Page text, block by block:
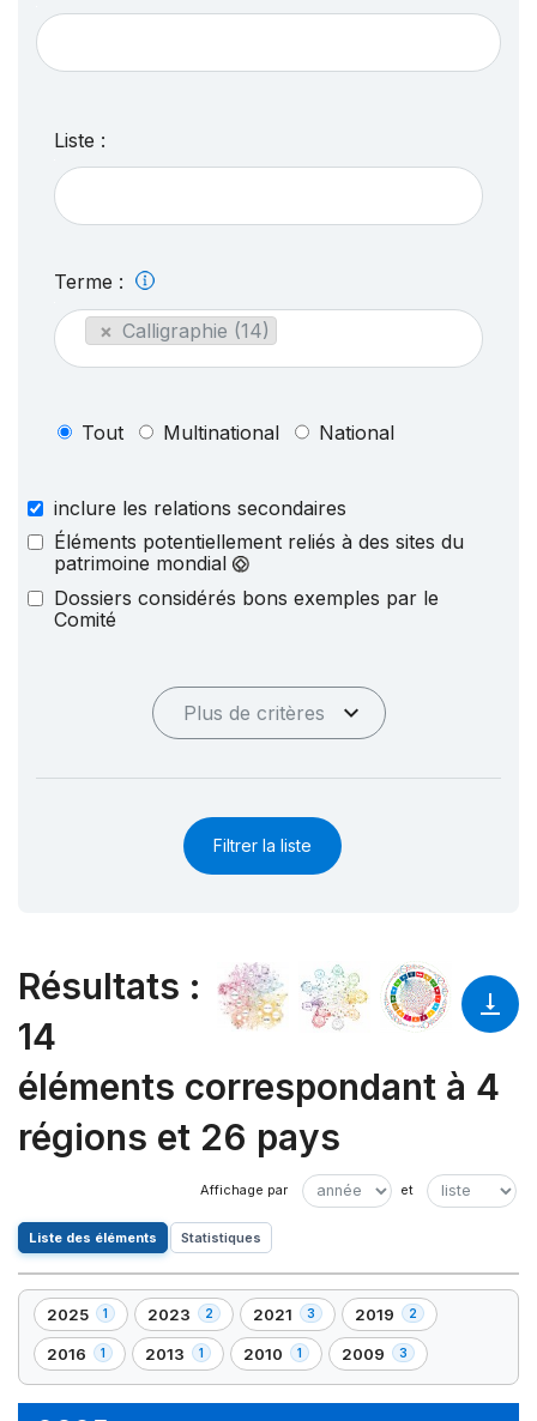
Liste :
Terme :
× Calligraphie (14)
Tout Multinational National
inclure les relations secondaires
Éléments potentiellement reliés à des sites du
patrimoine mondial
Dossiers considérés bons exemples par le
Comité
Plus de critères
Filtrer la liste
Résultats :
14
éléments correspondant à 4
régions et 26 pays
Liste des éléments Statistiques
2025 1
,
1
élément(s)
2023 2
,
2
élément(s)
2021 3
,
3
élément(s)
2019 2
,
2
élément(s)
2016 1
,
1
2013 1
,
1
2010 1
,
1
2009 3
,
3